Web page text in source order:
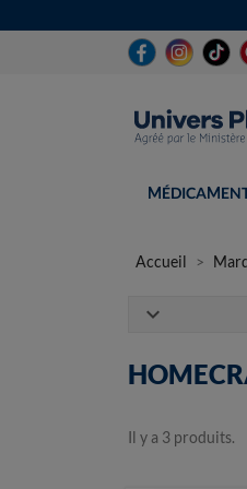
Accueil
expand_more
Il y a 3 produits.